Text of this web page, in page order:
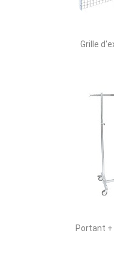
Grille
Portant +